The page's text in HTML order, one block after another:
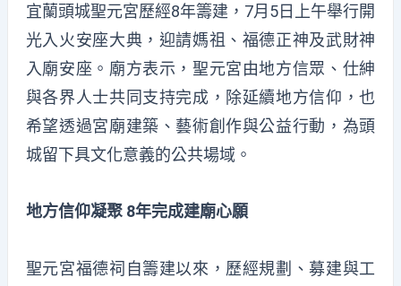
宜蘭頭城聖元宮歷經8年籌建，7月5日上午舉行開
光入火安座大典，迎請媽祖、福德正神及武財神
入廟安座。廟方表示，聖元宮由地方信眾、仕紳
與各界人士共同支持完成，除延續地方信仰，也
希望透過宮廟建築、藝術創作與公益行動，為頭
城留下具文化意義的公共場域。
地方信仰凝聚 8年完成建廟心願
聖元宮福德祠自籌建以來，歷經規劃、募建與工